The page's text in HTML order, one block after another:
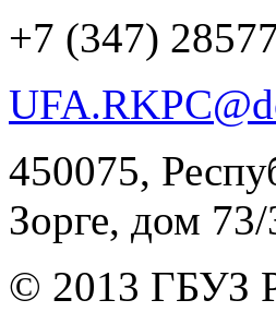
+7 (347)
450075,
Зорге, дом 73/
© 2013